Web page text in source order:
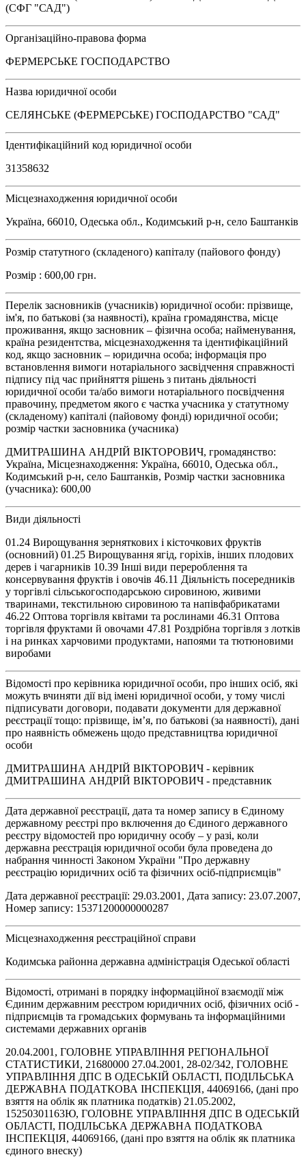
(СФГ "САД")
Організаційно-правова форма
ФЕРМЕРСЬКЕ ГОСПОДАРСТВО
Назва юридичної особи
СЕЛЯНСЬКЕ (ФЕРМЕРСЬКЕ) ГОСПОДАРСТВО "САД"
Ідентифікаційний код юридичної особи
31358632
Місцезнаходження юридичної особи
Україна, 66010, Одеська обл., Кодимський р-н, село Баштанків
Розмір статутного (складеного) капіталу (пайового фонду)
Розмір : 600,00 грн.
Перелік засновників (учасників) юридичної особи: прізвище,
ім'я, по батькові (за наявності), країна громадянства, місце
проживання, якщо засновник – фізична особа; найменування,
країна резидентства, місцезнаходження та ідентифікаційний
код, якщо засновник – юридична особа; інформація про
встановлення вимоги нотаріального засвідчення справжності
підпису під час прийняття рішень з питань діяльності
юридичної особи та/або вимоги нотаріального посвідчення
правочину, предметом якого є частка учасника у статутному
(складеному) капіталі (пайовому фонді) юридичної особи;
розмір частки засновника (учасника)
ДМИТРАШИНА АНДРІЙ ВІКТОРОВИЧ, громадянство:
Україна, Місцезнаходження: Україна, 66010, Одеська обл.,
Кодимський р-н, село Баштанків, Розмір частки засновника
(учасника): 600,00
Види діяльності
01.24 Вирощування зерняткових і кісточкових фруктів
(основний) 01.25 Вирощування ягід, горіхів, інших плодових
дерев і чагарників 10.39 Інші види перероблення та
консервування фруктів і овочів 46.11 Діяльність посередників
у торгівлі сільськогосподарською сировиною, живими
тваринами, текстильною сировиною та напівфабрикатами
46.22 Оптова торгівля квітами та рослинами 46.31 Оптова
торгівля фруктами й овочами 47.81 Роздрібна торгівля з лотків
і на ринках харчовими продуктами, напоями та тютюновими
виробами
Відомості про керівника юридичної особи, про інших осіб, які
можуть вчиняти дії від імені юридичної особи, у тому числі
підписувати договори, подавати документи для державної
реєстрації тощо: прізвище, ім’я, по батькові (за наявності), дані
про наявність обмежень щодо представництва юридичної
особи
ДМИТРАШИНА АНДРІЙ ВІКТОРОВИЧ - керівник
ДМИТРАШИНА АНДРІЙ ВІКТОРОВИЧ - представник
Дата державної реєстрації, дата та номер запису в Єдиному
державному реєстрі про включення до Єдиного державного
реєстру відомостей про юридичну особу – у разі, коли
державна реєстрація юридичної особи була проведена до
набрання чинності Законом України "Про державну
реєстрацію юридичних осіб та фізичних осіб-підприємців"
Дата державної реєстрації: 29.03.2001, Дата запису: 23.07.2007,
Номер запису: 15371200000000287
Місцезнаходження реєстраційної справи
Кодимська районна державна адміністрація Одеської області
Відомості, отримані в порядку інформаційної взаємодії між
Єдиним державним реєстром юридичних осіб, фізичних осіб -
підприємців та громадських формувань та інформаційними
системами державних органів
20.04.2001, ГОЛОВНЕ УПРАВЛІННЯ РЕГІОНАЛЬНОЇ
СТАТИСТИКИ, 21680000 27.04.2001, 28-02/342, ГОЛОВНЕ
УПРАВЛІННЯ ДПС В ОДЕСЬКІЙ ОБЛАСТІ, ПОДІЛЬСЬКА
ДЕРЖАВНА ПОДАТКОВА ІНСПЕКЦІЯ, 44069166, (дані про
взяття на облік як платника податків) 21.05.2002,
15250301163Ю, ГОЛОВНЕ УПРАВЛІННЯ ДПС В ОДЕСЬКІЙ
ОБЛАСТІ, ПОДІЛЬСЬКА ДЕРЖАВНА ПОДАТКОВА
ІНСПЕКЦІЯ, 44069166, (дані про взяття на облік як платника
єдиного внеску)